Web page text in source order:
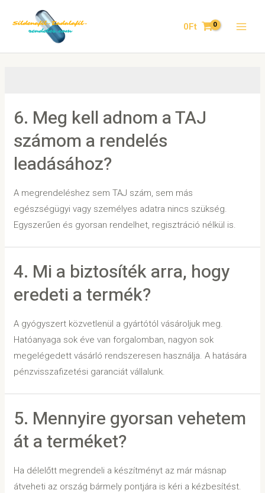
0Ft
6. Meg kell adnom a TAJ
számom a rendelés
leadásához?
A megrendeléshez sem TAJ szám, sem más
egészségügyi vagy személyes adatra nincs szükség.
Egyszerűen és gyorsan rendelhet, regisztráció nélkül is.
4. Mi a biztosíték arra, hogy
eredeti a termék?
A gyógyszert közvetlenül a gyártótól vásároljuk meg.
Hatóanyaga sok éve van forgalomban, nagyon sok
megelégedett vásárló rendszeresen használja. A hatására
pénzvisszafizetési garanciát vállalunk.
5. Mennyire gyorsan vehetem
át a terméket?
Ha délelőtt megrendeli a készítményt az már másnap
átveheti az ország bármely pontjára is kéri a kézbesítést.